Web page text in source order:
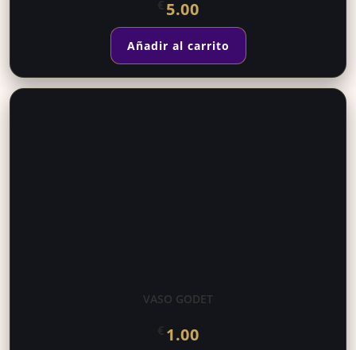
5.00
Añadir al carrito
VASO GODET
1.00